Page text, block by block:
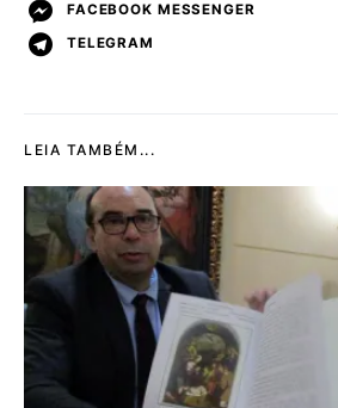
FACEBOOK MESSENGER
TELEGRAM
LEIA TAMBÉM...